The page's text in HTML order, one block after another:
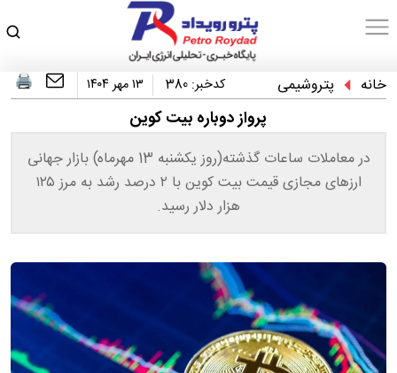
خانه پتروشیمی کدخبر: 380 ۱۳ مهر ۱۴۰۴
پرواز دوباره بیت کوین
در معاملات ساعات گذشته(روز یکشنبه 13 مهرماه) بازار جهانی
ارزهای مجازی قیمت بیت کوین با ۲ درصد رشد به مرز ۱۲۵
هزار دلار رسید.